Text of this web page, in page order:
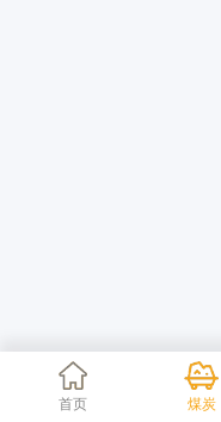
首页 煤炭